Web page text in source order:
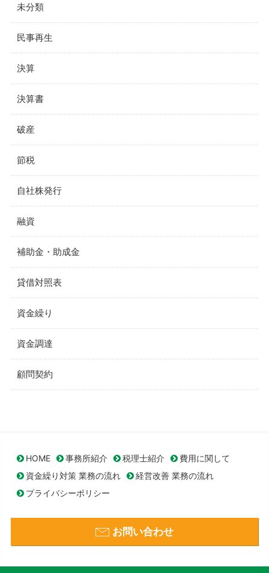
未分類
民事再生
決算
決算書
破産
節税
自社株発行
融資
補助金・助成金
貸借対照表
資金繰り
資金調達
顧問契約
HOME 事務所紹介 税理士紹介
費用に関して
資金繰り対策 業務の流れ
経営改善 業務の流れ
プライバシーポリシー
お問い合わせ